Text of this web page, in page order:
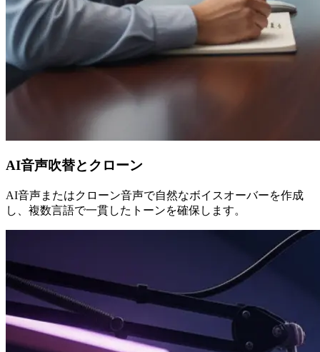
AI音声吹替とクローン
AI音声またはクローン音声で自然なボイスオーバーを作成
し、複数言語で一貫したトーンを確保します。